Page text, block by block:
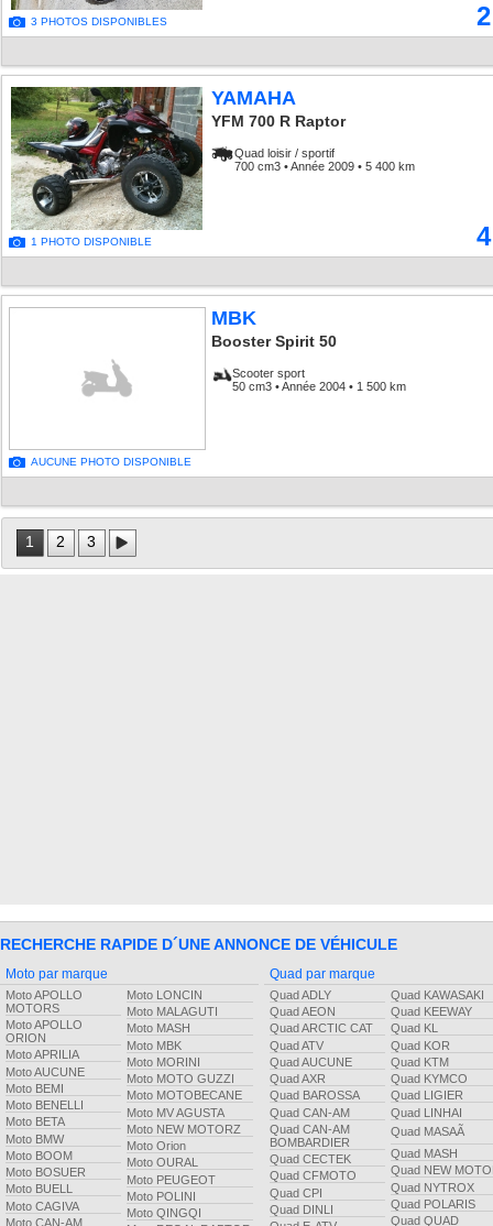
3 PHOTOS DISPONIBLES
1 PHOTO DISPONIBLE
YAMAHA
YFM 700 R Raptor
Quad loisir / sportif
700 cm3 • Année 2009 • 5 400 km
AUCUNE PHOTO DISPONIBLE
MBK
Booster Spirit 50
Scooter sport
50 cm3 • Année 2004 • 1 500 km
1 2 3
RECHERCHE RAPIDE D´UNE ANNONCE DE VÉHICULE
Moto par marque
Moto APOLLO
MOTORS
Moto APOLLO
ORION
Moto APRILIA
Moto AUCUNE
Moto BEMI
Moto BENELLI
Moto BETA
Moto BMW
Moto BOOM
Moto BOSUER
Moto BUELL
Moto CAGIVA
Moto CAN-AM
Moto LONCIN
Moto MALAGUTI
Moto MASH
Moto MBK
Moto MORINI
Moto MOTO GUZZI
Moto MOTOBECANE
Moto MV AGUSTA
Moto NEW MOTORZ
Moto Orion
Moto OURAL
Moto PEUGEOT
Moto POLINI
Moto QINGQI
Quad par marque
Quad ADLY
Quad AEON
Quad ARCTIC CAT
Quad ATV
Quad AUCUNE
Quad AXR
Quad BAROSSA
Quad CAN-AM
Quad CAN-AM
BOMBARDIER
Quad CECTEK
Quad CFMOTO
Quad CPI
Quad DINLI
Quad KAWASAKI
Quad KEEWAY
Quad KL
Quad KOR
Quad KTM
Quad KYMCO
Quad LIGIER
Quad LINHAI
Quad MASAÃ
Quad MASH
Quad NEW
Quad NYTROX
Quad POLARIS
Quad QUAD